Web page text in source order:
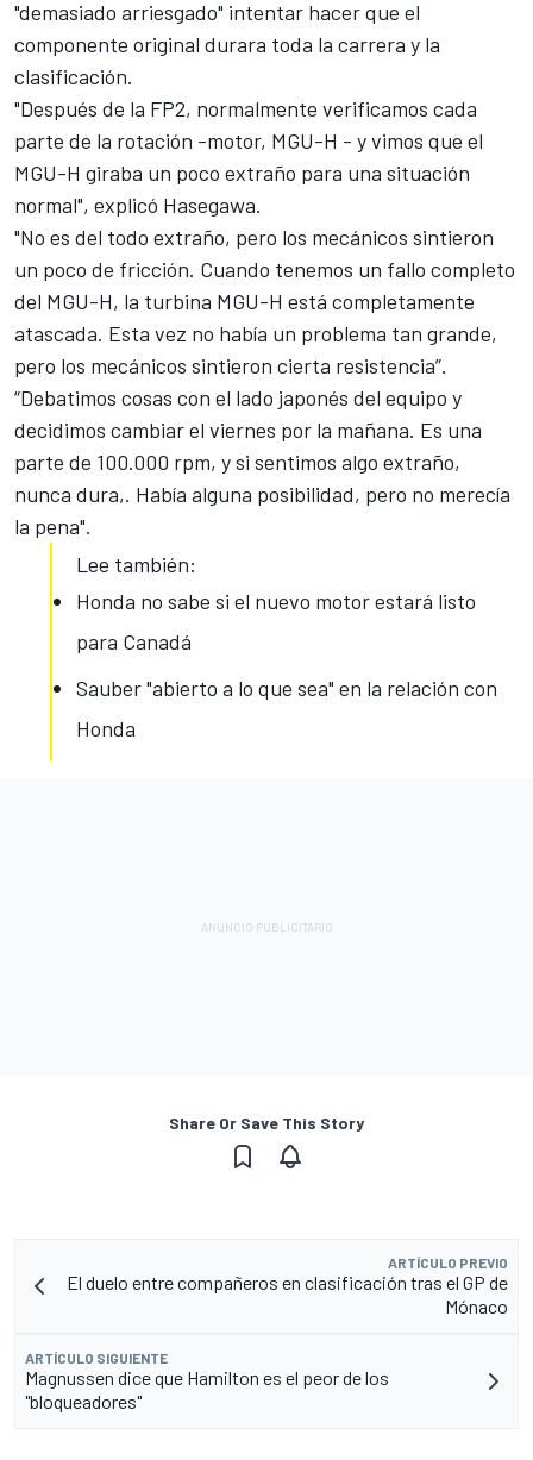
"demasiado arriesgado" intentar hacer que el
componente original durara toda la carrera y la
clasificación.
"Después de la FP2, normalmente verificamos cada
parte de la rotación -motor, MGU-H - y vimos que el
MGU-H giraba un poco extraño para una situación
normal", explicó Hasegawa.
"No es del todo extraño, pero los mecánicos sintieron
un poco de fricción. Cuando tenemos un fallo completo
del MGU-H, la turbina MGU-H está completamente
atascada. Esta vez no había un problema tan grande,
pero los mecánicos sintieron cierta resistencia”.
“Debatimos cosas con el lado japonés del equipo y
decidimos cambiar el viernes por la mañana. Es una
parte de 100.000 rpm, y si sentimos algo extraño,
nunca dura,. Había alguna posibilidad, pero no merecía
la pena".
Lee también:
Honda no sabe si el nuevo motor estará listo
para Canadá
Sauber "abierto a lo que sea" en la relación con
Honda
Share Or Save This Story
ARTÍCULO PREVIO
El duelo entre compañeros en clasificación tras el GP de
Mónaco
ARTÍCULO SIGUIENTE
Magnussen dice que Hamilton es el peor de los
"bloqueadores"